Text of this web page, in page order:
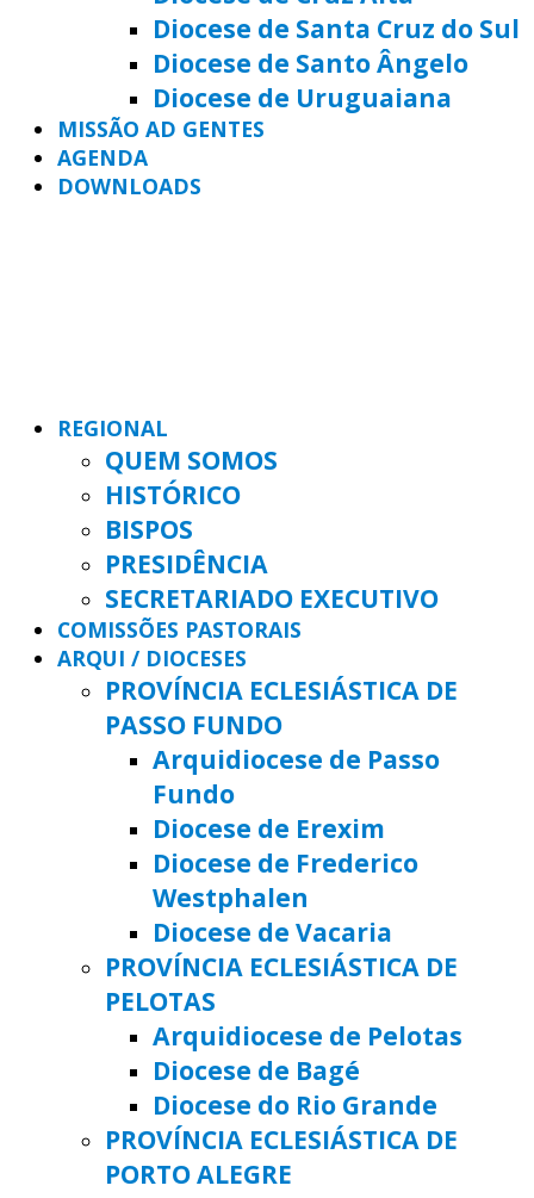
Diocese de Santa Cruz do Sul
Diocese de Santo Ângelo
Diocese de Uruguaiana
MISSÃO AD GENTES
AGENDA
DOWNLOADS
REGIONAL
QUEM SOMOS
HISTÓRICO
BISPOS
PRESIDÊNCIA
SECRETARIADO EXECUTIVO
COMISSÕES PASTORAIS
ARQUI / DIOCESES
PROVÍNCIA ECLESIÁSTICA DE
PASSO FUNDO
Arquidiocese de Passo
Fundo
Diocese de Erexim
Diocese de Frederico
Westphalen
Diocese de Vacaria
PROVÍNCIA ECLESIÁSTICA DE
PELOTAS
Arquidiocese de Pelotas
Diocese de Bagé
Diocese do Rio Grande
PROVÍNCIA ECLESIÁSTICA DE
PORTO ALEGRE